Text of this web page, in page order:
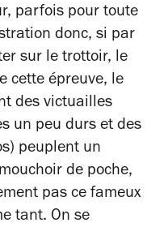
parfois pour toute
donc, si par
sur le trottoir, le
cette épreuve, le
des victuailles
un peu durs et des
peuplent un
de poche,
pas ce fameux
tant. On se